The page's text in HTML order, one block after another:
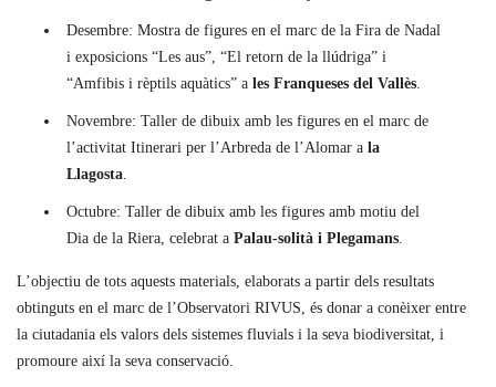
Desembre: Mostra de figures en el marc de la Fira de Nadal
i exposicions “Les aus”, “El retorn de la llúdriga” i
“Amfibis i rèptils aquàtics” a les Franqueses del Vallès
Novembre: Taller de dibuix amb les figures en el marc de
l’activitat Itinerari per l’Arbreda de l’Alomar a la
Llagosta
Octubre: Taller de dibuix amb les figures amb motiu del
Dia de la Riera, celebrat a Palau-solità i Plegamans
L’objectiu de tots aquests materials, elaborats a partir dels resultats
obtinguts en el marc de l’Observatori RIVUS, és donar a conèixer entre
la ciutadania els valors dels sistemes fluvials i la seva biodiversitat, i
promoure així la seva conservació.